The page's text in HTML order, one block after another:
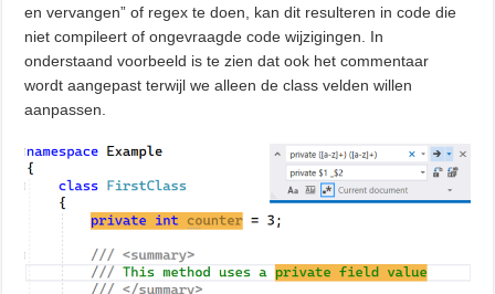
en vervangen” of regex te doen, kan dit resulteren in code die
niet compileert of ongevraagde code wijzigingen. In
onderstaand voorbeeld is te zien dat ook het commentaar
wordt aangepast terwijl we alleen de class velden willen
aanpassen.